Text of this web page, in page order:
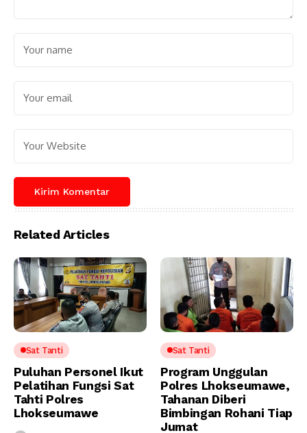
Related Articles
Sat Tanti
Puluhan Personel Ikut
Pelatihan Fungsi Sat
Tahti Polres
Lhokseumawe
Sat Tanti
Program Unggulan
Polres Lhokseumawe,
Tahanan Diberi
Bimbingan Rohani Tiap
Jumat